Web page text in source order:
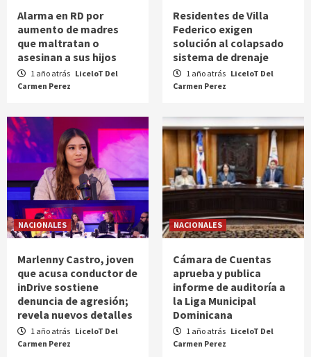
Alarma en RD por
aumento de madres
que maltratan o
asesinan a sus hijos
1 año atrás LiceloT Del
Carmen Perez
Residentes de Villa
Federico exigen
solución al colapsado
sistema de drenaje
1 año atrás LiceloT Del
Carmen Perez
NACIONALES
Marlenny Castro, joven
que acusa conductor de
inDrive sostiene
denuncia de agresión;
revela nuevos detalles
1 año atrás LiceloT Del
Carmen Perez
NACIONALES
Cámara de Cuentas
aprueba y publica
informe de auditoría a
la Liga Municipal
Dominicana
1 año atrás LiceloT Del
Carmen Perez